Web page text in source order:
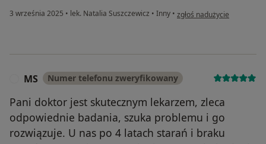
3 września 2025 • lek. Natalia Suszczewicz • Inny • w opinii użytkownika
zgłoś nadużycie
MS Numer telefonu zweryfikowany
Pani doktor jest skutecznym lekarzem, zleca
odpowiednie badania, szuka problemu i go
rozwiązuje. U nas po 4 latach starań i braku